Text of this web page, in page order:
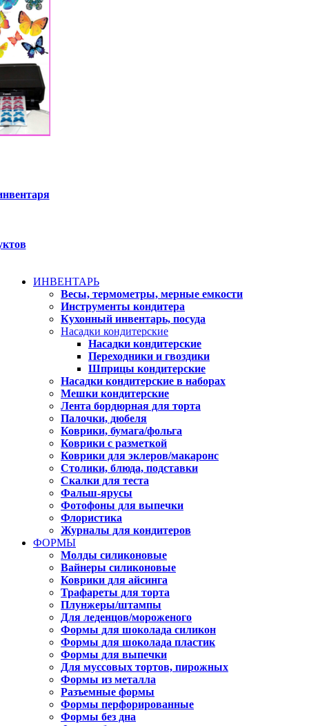
ИНВЕНТАРЬ
Весы, термометры, мерные емкости
Инструменты кондитера
Кухонный инвентарь, посуда
Насадки кондитерские
Насадки кондитерские
Переходники и гвоздики
Шприцы кондитерские
Насадки кондитерские в наборах
Мешки кондитерские
Лента бордюрная для торта
Палочки, дюбеля
Коврики, бумага/фольга
Коврики с разметкой
Коврики для эклеров/макаронс
Столики, блюда, подставки
Скалки для теста
Фальш-ярусы
Фотофоны для выпечки
Флористика
Журналы для кондитеров
ФОРМЫ
Молды силиконовые
Вайнеры силиконовые
Коврики для айсинга
Трафареты для торта
Плунжеры/штампы
Для леденцов/мороженого
Формы для шоколада силикон
Формы для шоколада пластик
Формы для выпечки
Для муссовых тортов, пирожных
Формы из металла
Разъемные формы
Формы перфорированные
Формы без дна